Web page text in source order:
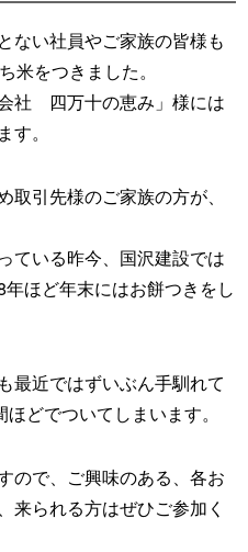
ない社員やご家族の皆様も
米をつきました。
社 四万十の恵み」様には
。
引先様のご家族の方が、
ている昨今、国沢建設では
ほど年末にはお餅つきをし
最近ではずいぶん手馴れて
どでついてしまいます。
ので、ご興味のある、各お
来られる方はぜひご参加く